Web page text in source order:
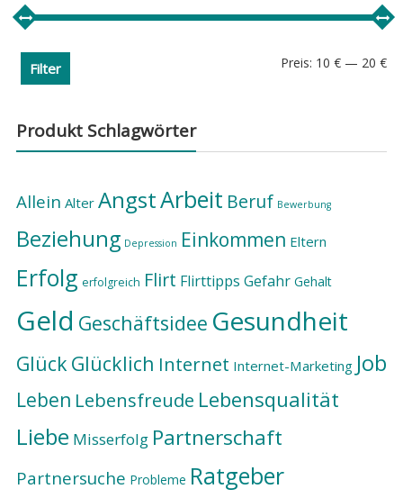
Filter Preis: 10 € — 20 €
Produkt Schlagwörter
Allein Alter AngstArbeit Beruf Bewerbung
Beziehung Depression Einkommen Eltern
Erfolg erfolgreich Flirt Flirttipps Gefahr Gehalt
Geld Geschäftsidee Gesundheit
Glück Glücklich Internet Internet-Marketing Job
Leben Lebensfreude Lebensqualität
Liebe Misserfolg Partnerschaft
Partnersuche Probleme Ratgeber